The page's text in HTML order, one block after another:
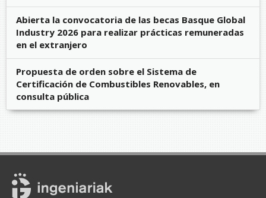
Abierta la convocatoria de las becas Basque Global
Industry 2026 para realizar prácticas remuneradas
en el extranjero
Propuesta de orden sobre el Sistema de
Certificación de Combustibles Renovables, en
consulta pública